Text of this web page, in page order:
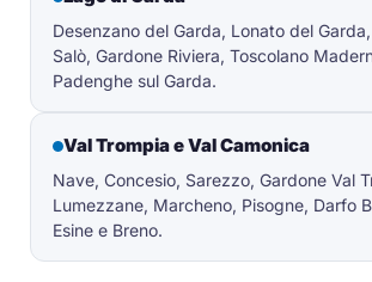
Desenzano del Garda, Lonato del
Salò, Gardone Riviera, Toscolano
Padenghe sul Garda.
Val Trompia e Val Camonica
Nave, Concesio, Sarezzo, Gardone Val
Lumezzane, Marcheno, Pisogne, Darfo
Esine e Breno.